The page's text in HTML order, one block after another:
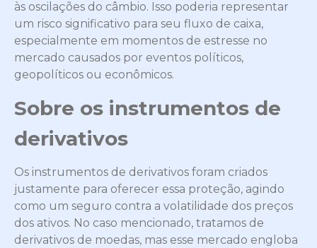
às oscilações do câmbio. Isso poderia representar
um risco significativo para seu fluxo de caixa,
especialmente em momentos de estresse no
mercado causados por eventos políticos,
geopolíticos ou econômicos.
Sobre os instrumentos de
derivativos
Os instrumentos de derivativos foram criados
justamente para oferecer essa proteção, agindo
como um seguro contra a volatilidade dos preços
dos ativos. No caso mencionado, tratamos de
derivativos de moedas, mas esse mercado engloba